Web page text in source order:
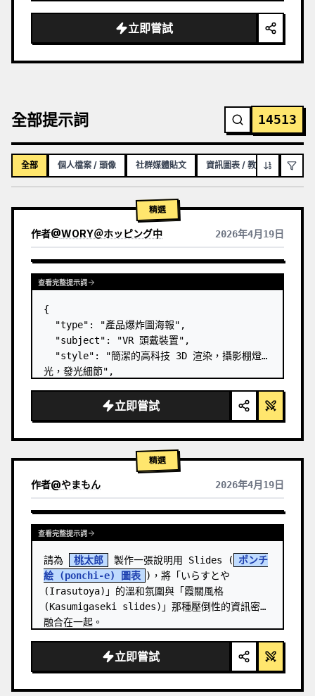
立即嘗試
全部提示詞 14513
全部 個人檔案 / 頭像 社群媒體貼文 資訊圖表 / 教育視覺化內容
精選
作者@WORY＠ホッピング中 2026年4月19日
查看完整提示詞
{
  "type": "產品爆炸圖海報",
  "subject": "VR 頭戴裝置",
  "style": "簡潔的高科技 3D 渲染，攝影棚燈
光，發光細節",
  "header": {
    "logo": "∞
Meta Quest 3 ",
立即嘗試
精選
作者@やまもん 2026年4月19日
查看其他模型的結果
查看完整提示詞
請為 桃太郎 製作一張說明用 Slides (
ポンチ
絵 (ponchi-e) 圖表 )，將「いらすとや
(Irasutoya)」的溫和氛圍與「霞關風格
(Kasumigaseki slides)」那種壓倒性的資訊密度
融合在一起。
立即嘗試